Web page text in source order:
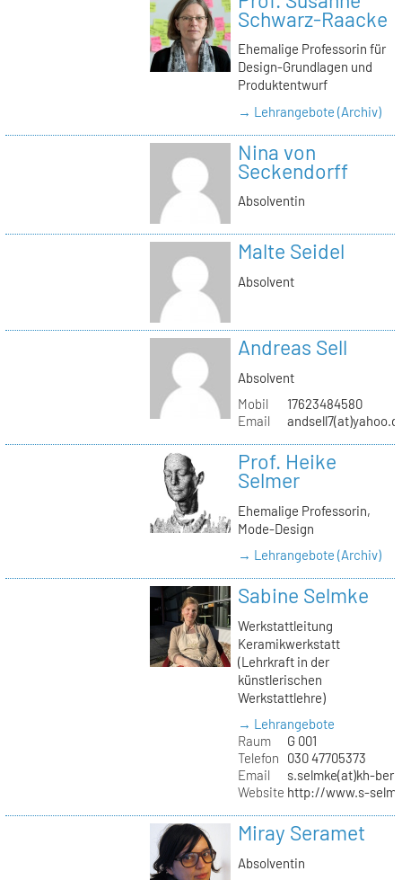
Schwarz-Raacke
Ehemalige Professorin für
Design-Grundlagen und
Produktentwurf
→ Lehrangebote (Archiv)
Nina von
Seckendorff
Absolventin
Malte Seidel
Absolvent
Andreas Sell
Absolvent
Mobil
17623484580
Email
Prof. Heike
Selmer
Ehemalige Professorin,
Mode-Design
→ Lehrangebote (Archiv)
Sabine Selmke
Werkstattleitung
Keramikwerkstatt
(Lehrkraft in der
künstlerischen
Werkstattlehre)
→ Lehrangebote
Raum
G 001
Telefon
030 47705373
Email
s.selmke(at)kh-
Website http://www.s-
Miray Seramet
Absolventin